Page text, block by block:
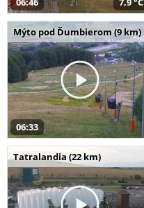
Mýto pod Ďumbierom (9 km)
06:33
Tatralandia (22 km)